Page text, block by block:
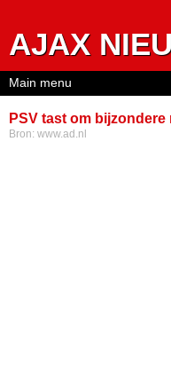
AJAX
PSV tast om
Bron: www.ad.nl
Main menu